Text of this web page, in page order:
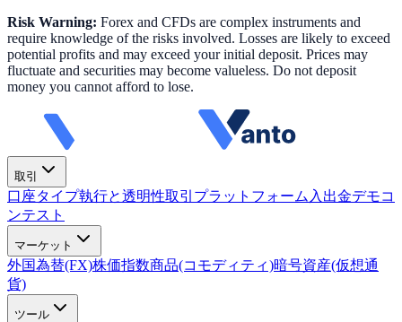
Risk Warning: Forex and CFDs are complex instruments and
require knowledge of the risks involved. Losses are likely to exceed
potential profits and may exceed your initial deposit. Prices may
fluctuate and securities may become valueless. Do not deposit
money you cannot afford to lose.
取引
口座タイプ執行と透明性取引プラットフォーム 入出金デモコ
ンテスト
マーケット
外国為替(FX)株価指数商品(コモディティ)暗号資産(仮想通
貨)
ツール